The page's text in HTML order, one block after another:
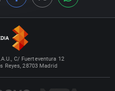
C/ Fuerteventura 12
Reyes, 28703 Madrid